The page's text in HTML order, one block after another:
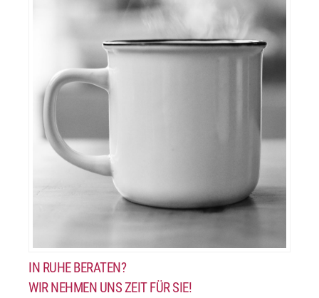
IN RUHE BERATEN?
WIR NEHMEN UNS ZEIT FÜR SIE!